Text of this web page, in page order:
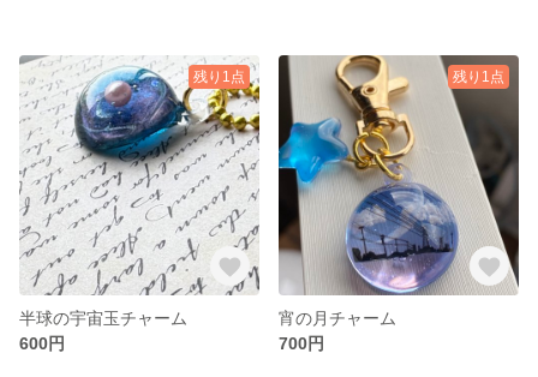
残り1点
半球の宇宙玉チャーム
600円
残り1点
宵の月チャーム
700円